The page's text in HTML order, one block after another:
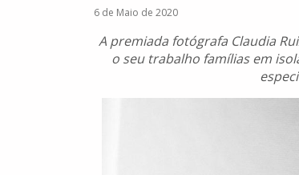
6 de Maio de 2020
A premiada fotógrafa Claudia
o seu trabalho famílias em